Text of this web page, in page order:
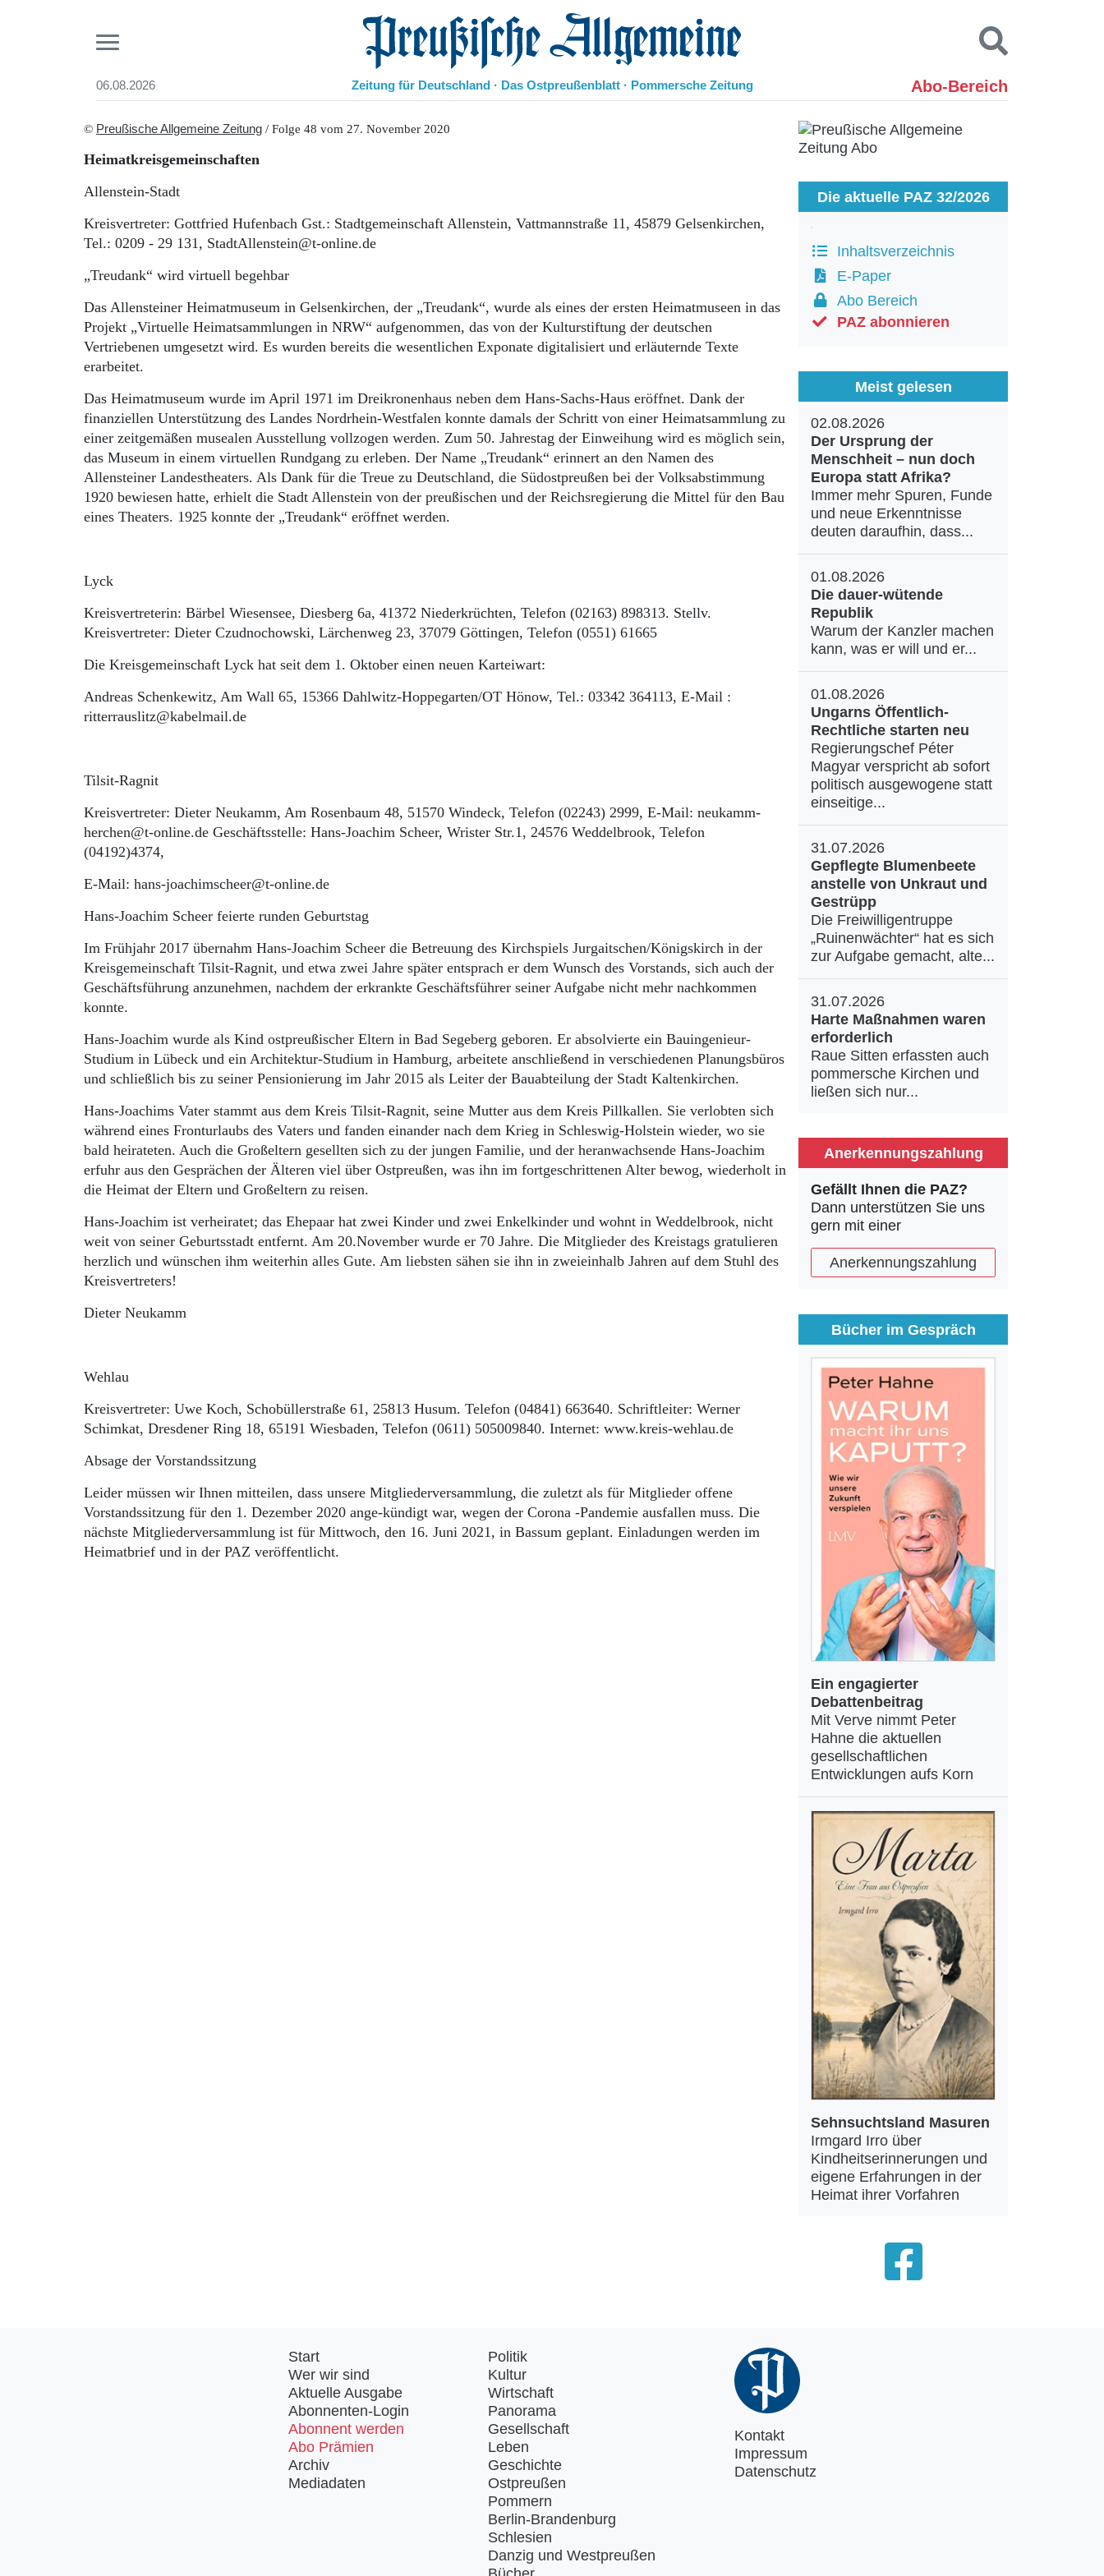
06.08.2026 Preußische Allgemeine Zeitung
Zeitung für Deutschland · Das Ostpreußenblatt · Pommersche Zeitung Abo-Bereich
Start
Aktuelle Ausgabe
Abonnenten-Login
Abo Prämien
Archiv
Leben
Schlesien
Danzig und Westpreußen
Bücher
Kontakt
Suchen und finden
© Preußische Allgemeine Zeitung / Folge 48 vom 27. November 2020
Heimatkreisgemeinschaften
Allenstein-Stadt
Kreisvertreter: Gottfried Hufenbach Gst.: Stadtgemeinschaft Allenstein, Vattmannstraße 11, 45879 Gelsenkirchen,
Tel.: 0209 - 29 131, StadtAllenstein@t-online.de
„Treudank“ wird virtuell begehbar
Das Allensteiner Heimatmuseum in Gelsenkirchen, der „Treudank“, wurde als eines der ersten Heimatmuseen in das
Projekt „Virtuelle Heimatsammlungen in NRW“ aufgenommen, das von der Kulturstiftung der deutschen
Vertriebenen umgesetzt wird. Es wurden bereits die wesentlichen Exponate digitalisiert und erläuternde Texte
erarbeitet.
Das Heimatmuseum wurde im April 1971 im Dreikronenhaus neben dem Hans-Sachs-Haus eröffnet. Dank der
finanziellen Unterstützung des Landes Nordrhein-Westfalen konnte damals der Schritt von einer Heimatsammlung zu
einer zeitgemäßen musealen Ausstellung vollzogen werden. Zum 50. Jahrestag der Einweihung wird es möglich sein,
das Museum in einem virtuellen Rundgang zu erleben. Der Name „Treudank“ erinnert an den Namen des
Allensteiner Landestheaters. Als Dank für die Treue zu Deutschland, die Südostpreußen bei der Volksabstimmung
1920 bewiesen hatte, erhielt die Stadt Allenstein von der preußischen und der Reichsregierung die Mittel für den Bau
eines Theaters. 1925 konnte der „Treudank“ eröffnet werden.
Lyck
Kreisvertreterin: Bärbel Wiesensee, Diesberg 6a, 41372 Niederkrüchten, Telefon (02163) 898313. Stellv.
Kreisvertreter: Dieter Czudnochowski, Lärchenweg 23, 37079 Göttingen, Telefon (0551) 61665
Die Kreisgemeinschaft Lyck hat seit dem 1. Oktober einen neuen Karteiwart:
Andreas Schenkewitz, Am Wall 65, 15366 Dahlwitz-Hoppegarten/OT Hönow, Tel.: 03342 364113, E-Mail :
ritterrauslitz@kabelmail.de
Tilsit-Ragnit
Kreisvertreter: Dieter Neukamm, Am Rosenbaum 48, 51570 Windeck, Telefon (02243) 2999, E-Mail: neukamm-
herchen@t-online.de Geschäftsstelle: Hans-Joachim Scheer, Wrister Str.1, 24576 Weddelbrook, Telefon
(04192)4374,
E-Mail: hans-joachimscheer@t-online.de
Hans-Joachim Scheer feierte runden Geburtstag
Im Frühjahr 2017 übernahm Hans-Joachim Scheer die Betreuung des Kirchspiels Jurgaitschen/Königskirch in der
Kreisgemeinschaft Tilsit-Ragnit, und etwa zwei Jahre später entsprach er dem Wunsch des Vorstands, sich auch der
Geschäftsführung anzunehmen, nachdem der erkrankte Geschäftsführer seiner Aufgabe nicht mehr nachkommen
konnte.
Hans-Joachim wurde als Kind ostpreußischer Eltern in Bad Segeberg geboren. Er absolvierte ein Bauingenieur-
Studium in Lübeck und ein Architektur-Studium in Hamburg, arbeitete anschließend in verschiedenen Planungsbüros
und schließlich bis zu seiner Pensionierung im Jahr 2015 als Leiter der Bauabteilung der Stadt Kaltenkirchen.
Hans-Joachims Vater stammt aus dem Kreis Tilsit-Ragnit, seine Mutter aus dem Kreis Pillkallen. Sie verlobten sich
während eines Fronturlaubs des Vaters und fanden einander nach dem Krieg in Schleswig-Holstein wieder, wo sie
bald heirateten. Auch die Großeltern gesellten sich zu der jungen Familie, und der heranwachsende Hans-Joachim
erfuhr aus den Gesprächen der Älteren viel über Ostpreußen, was ihn im fortgeschrittenen Alter bewog, wiederholt in
die Heimat der Eltern und Großeltern zu reisen.
Hans-Joachim ist verheiratet; das Ehepaar hat zwei Kinder und zwei Enkelkinder und wohnt in Weddelbrook, nicht
weit von seiner Geburtsstadt entfernt. Am 20.November wurde er 70 Jahre. Die Mitglieder des Kreistags gratulieren
herzlich und wünschen ihm weiterhin alles Gute. Am liebsten sähen sie ihn in zweieinhalb Jahren auf dem Stuhl des
Kreisvertreters!
Dieter Neukamm
Wehlau
Kreisvertreter: Uwe Koch, Schobüllerstraße 61, 25813 Husum. Telefon (04841) 663640. Schriftleiter: Werner
Schimkat, Dresdener Ring 18, 65191 Wiesbaden, Telefon (0611) 505009840. Internet: www.kreis-wehlau.de
Absage der Vorstandssitzung
Leider müssen wir Ihnen mitteilen, dass unsere Mitgliederversammlung, die zuletzt als für Mitglieder offene
Vorstandssitzung für den 1. Dezember 2020 ange-kündigt war, wegen der Corona -Pandemie ausfallen muss. Die
nächste Mitgliederversammlung ist für Mittwoch, den 16. Juni 2021, in Bassum geplant. Einladungen werden im
Heimatbrief und in der PAZ veröffentlicht.
Die aktuelle PAZ 32/2026
Inhaltsverzeichnis
E-Paper
Abo Bereich
PAZ abonnieren
Meist gelesen
02.08.2026
Der Ursprung der
Menschheit – nun doch
Europa statt Afrika?
Immer mehr Spuren, Funde
und neue Erkenntnisse
deuten daraufhin, dass...
01.08.2026
Die dauer-wütende
Republik
Warum der Kanzler machen
kann, was er will und er...
01.08.2026
Ungarns Öffentlich-
Rechtliche starten neu
Regierungschef Péter
Magyar verspricht ab sofort
politisch ausgewogene statt
einseitige...
31.07.2026
Gepflegte Blumenbeete
anstelle von Unkraut und
Gestrüpp
Die Freiwilligentruppe
„Ruinenwächter“ hat es sich
zur Aufgabe gemacht, alte...
31.07.2026
Harte Maßnahmen waren
erforderlich
Raue Sitten erfassten auch
pommersche Kirchen und
ließen sich nur...
Anerkennungszahlung
Gefällt Ihnen die PAZ?
Dann unterstützen Sie uns
gern mit einer
Anerkennungszahlung
Bücher im Gespräch
Ein engagierter
Debattenbeitrag
Mit Verve nimmt Peter
Hahne die aktuellen
gesellschaftlichen
Entwicklungen aufs Korn
Sehnsuchtsland Masuren
Irmgard Irro über
Kindheitserinnerungen und
eigene Erfahrungen in der
Heimat ihrer Vorfahren
Start
Wer wir sind
Aktuelle Ausgabe
Abonnenten-Login
Abonnent werden
Abo Prämien
Archiv
Mediadaten
Politik
Kultur
Wirtschaft
Panorama
Gesellschaft
Leben
Geschichte
Ostpreußen
Pommern
Berlin-Brandenburg
Schlesien
Danzig und Westpreußen
Kontakt
Impressum
Datenschutz